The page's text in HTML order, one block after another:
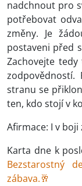
nadchnout pro
potřebovat
změny. Je
postaveni před
Zachovejte
stranu se
ten, kdo stojí v
Afirmace: I v
Karta dne k
Bezstarostný
zábava.🥂